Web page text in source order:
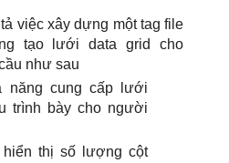
việc xây dựng một tag file
tạo lưới data grid cho
như sau
năng cung cấp lưới
trình bày cho người
thị số lượng cột